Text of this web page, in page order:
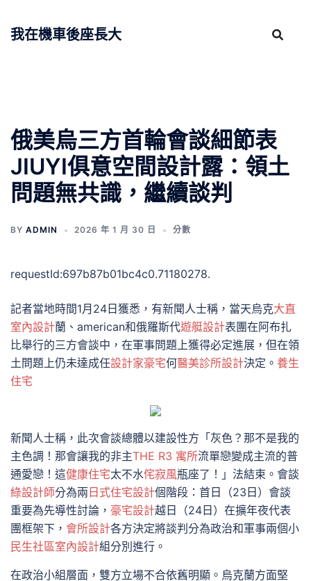
我在機車後座長大
俄美烏三方首輪會談細節表
JIUYI俱意空間設計露：領土
問題無共識，繼續談判
BY ADMIN 2026 年 1 月 30 日 分數
requestId:697b87b01bc4c0.71180278.
記者當地時間1月24日獲悉，有新聞人士稱，當天烏克大直
室內設計蘭、american和俄羅斯代遊艇設計表團在阿布扎
比舉行的三方會談中，在軍事問題上獲得必定進展，但在領
土問題上仍未達成任設計家豪宅何醫美診所設計決定。 養生
住宅
新聞人士稱，此次會談總體以建設性方「灰色？那不是我的
主色調！那會讓我的非主THE R3 寓所流單戀變成主流的普
通愛戀！這健康住宅太不水侘寂風瓶座了！」法結束。會談
綠設計師分為兩 日式住宅設計個階段：首日（23日）會談
重要為先導性討論， 豪宅設計越日（24日）在擴年夜代表
團框架下， 會所設計各方決定將談判分為政治和軍事兩個小
民生社區室內設計組分別進行。
在政治小組層面，雙方立場不合依舊明顯。烏克蘭方面堅